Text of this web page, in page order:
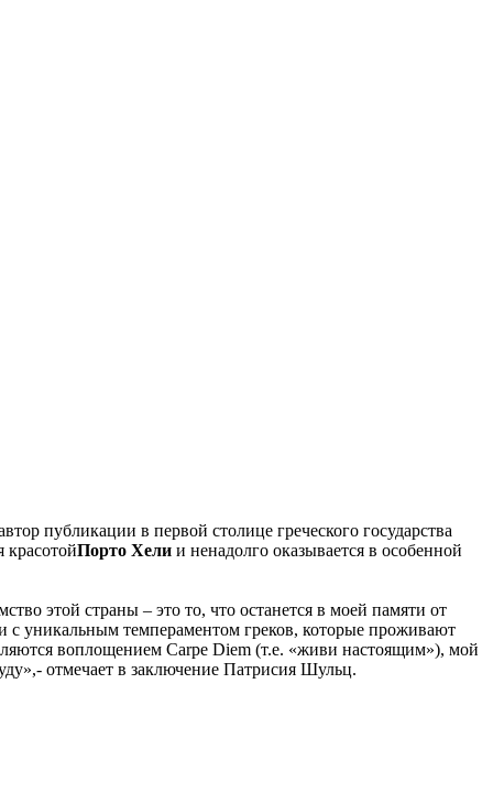
публикации в первой столице греческого государства
красотойПорто Хели и ненадолго оказывается в особенной
этой страны – это то, что останется в моей памяти от
с уникальным темпераментом греков, которые проживают
воплощением Carpe Diem (т.е. «живи настоящим»), мой
отмечает в заключение Патрисия Шульц.